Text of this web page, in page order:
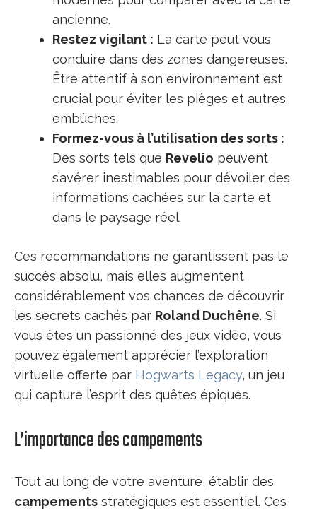
ancienne.
Restez vigilant : La carte peut vous
conduire dans des zones dangereuses.
Être attentif à son environnement est
crucial pour éviter les pièges et autres
embûches.
Formez-vous à l’utilisation des sorts :
Des sorts tels que Revelio peuvent
s’avérer inestimables pour dévoiler des
informations cachées sur la carte et
dans le paysage réel.
Ces recommandations ne garantissent pas le
succès absolu, mais elles augmentent
considérablement vos chances de découvrir
les secrets cachés par Roland Duchêne. Si
vous êtes un passionné des jeux vidéo, vous
pouvez également apprécier l’exploration
virtuelle offerte par Hogwarts Legacy, un jeu
qui capture l’esprit des quêtes épiques.
L’importance des campements
Tout au long de votre aventure, établir des
campements stratégiques est essentiel. Ces